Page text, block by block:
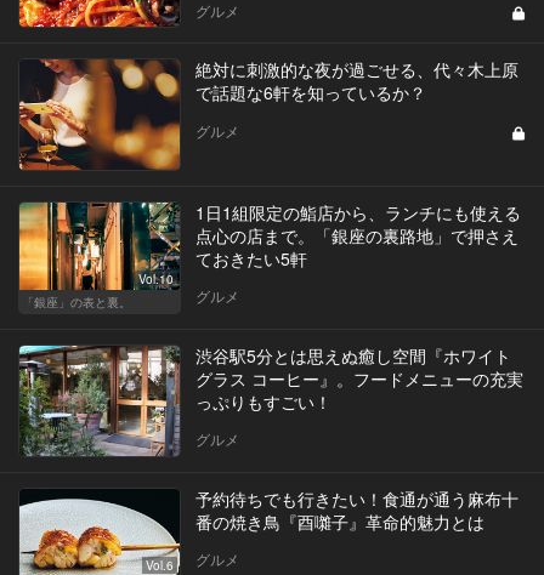
グルメ
絶対に刺激的な夜が過ごせる、代々木上原
で話題な6軒を知っているか？
グルメ
Vol.10
「銀座」の表と裏。
1日1組限定の鮨店から、ランチにも使える
点心の店まで。「銀座の裏路地」で押さえ
ておきたい5軒
グルメ
渋谷駅5分とは思えぬ癒し空間『ホワイト
グラス コーヒー』。フードメニューの充実
っぷりもすごい！
グルメ
Vol.6
予約待ちでも行きたい！食通が通う麻布十
番の焼き鳥『酉囃子』革命的魅力とは
グルメ